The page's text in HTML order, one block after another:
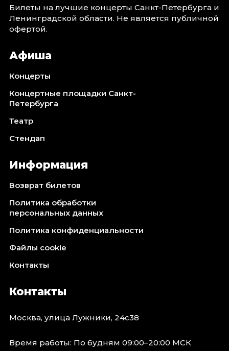
Билеты на лучшие концерты Санкт-Петербурга и
Ленинградской области. Не является публичной
офертой.
Афиша
Концерты
Концертные площадки Санкт-
Петербурга
Театр
Стендап
Информация
Возврат билетов
Политика обработки
персональных данных
Политика конфиденциальности
Файлы cookie
Контакты
Контакты
Москва, улица Лужники, 24с38
Время работы: По будням 09:00–20:00 МСК